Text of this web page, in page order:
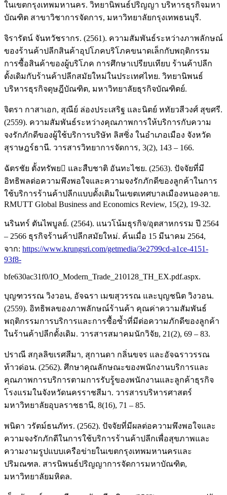
ในเขตกรุงเทพมหานคร. วิทยานิพนธ์ปริญญา บริหารธุรกิจมหา
บัณฑิต สาขาวิชาการจัดการ, มหาวิทยาลัยกรุงเทพธนบุรี.
จิรารัตน์ จันทวัชรากร. (2561). ความสัมพันธ์ระหว่างภาพลักษณ์
ของร้านค้าปลีกสินค้าอุปโภคบริโภคขนาดเล็กกับพฤติกรรม
การซื้อสินค้าของผู้บริโภค การศึกษาเปรียบเทียบ ร้านค้าปลีก
ดั้งเดิมกับร้านค้าปลีกสมัยใหม่ในประเทศไทย. วิทยานิพนธ์
บริหารธุรกิจดุษฎีบัณฑิต, มหาวิทยาลัยธุรกิจบัณฑิตย์.
จิตรา กาสาเอก, สุณีย์ ล่องประเสริฐ และนิตย์ หทัยวสีวงศ์ สุขศรี.
(2559). ความสัมพันธ์ระหว่างคุณภาพการให้บริการกับความ
จงรักภักดีของผู้ใช้บริการบริษัท ลิสซิ่ง ในอำเภอเมือง จังหวัด
สุราษฎร์ธานี. วารสารวิทยาการจัดการ, 3(2), 143 – 166.
ฉัตรชัย ตั้งทรัพย และสืบชาติ อันทะไชย. (2563). ปัจจัยที่มี
อิทธิพลต่อความพึงพอใจและความจงรักภักดีของลูกค้าในการ
ใช้บริการร้านค้าปลีกแบบดั้งเดิมในเขตเทศบาลเมืองหนองคาย.
RMUTT Global Business and Economics Review, 15(2), 19-32.
นรินทร์ ตันไพบูลย์. (2564). แนวโน้มธุรกิจ/อุตสาหกรรม ปี 2564
– 2566 ธุรกิจร้านค้าปลีกสมัยใหม่. ค้นเมื่อ 15 มีนาคม 2564,
จาก: https://www.krungsri.com/getmedia/3e2799cd-a1ce-4151-
93f8-
bfe630ac31f0/IO_Modern_Trade_210128_TH_EX.pdf.aspx.
บุญฑวรรณ วิงวอน, อัจฉรา เมฆสุวรรณ และบุญชนิต วิงวอน.
(2559). อิทธิพลของภาพลักษณ์ร้านค้า คุณค่าความสัมพันธ์
พฤติกรรมการบริการและการซื้อซ้ำที่มีต่อความภักดีของลูกค้า
ในร้านค้าปลีกดั้งเดิม. วารสารสมาคมนักวิจัย, 21(2), 69 – 83.
ปราณี สกุลลิขเรศสีมา, สุกานดา กลิ่นขจร และอัจฉราวรรณ
ท้าวด่อน. (2562). ศึกษาคุณลักษณะของพนักงานบริการและ
คุณภาพการบริการตามการรับรู้ของพนักงานและลูกค้าธุรกิจ
โรงแรมในจังหวัดนครราชสีมา. วารสารบริหารศาสตร์
มหาวิทยาลัยอุบลราชธานี, 8(16), 71 – 85.
พนิดา วรัตม์ธนภัทร. (2562). ปัจจัยที่มีผลต่อความพึงพอใจและ
ความจงรักภักดีในการใช้บริการร้านค้าปลีกเพื่อสุขภาพและ
ความงามรูปแบบเครือข่ายในเขตกรุงเทพมหานครและ
ปริมณฑล. สารนิพนธ์ปริญญาการจัดการมหาบัณฑิต,
มหาวิทยาลัยมหิดล.